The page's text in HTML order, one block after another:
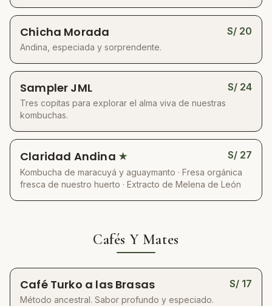
Chicha Morada S/ 20
Andina, especiada y sorprendente.
Sampler JML S/ 24
Tres copitas para explorar el alma viva de nuestras
kombuchas.
Claridad Andina ★ S/ 27
Kombucha de maracuyá y aguaymanto · Fresa orgánica
fresca de nuestro huerto · Extracto de Melena de León
Cafés Y Mates
Café Turko a las Brasas S/ 17
Método ancestral. Sabor profundo y especiado.